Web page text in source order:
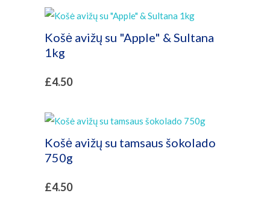
Košė avižų su "Apple" & Sultana
1kg
£4.50
Košė avižų su tamsaus šokolado
750g
£4.50